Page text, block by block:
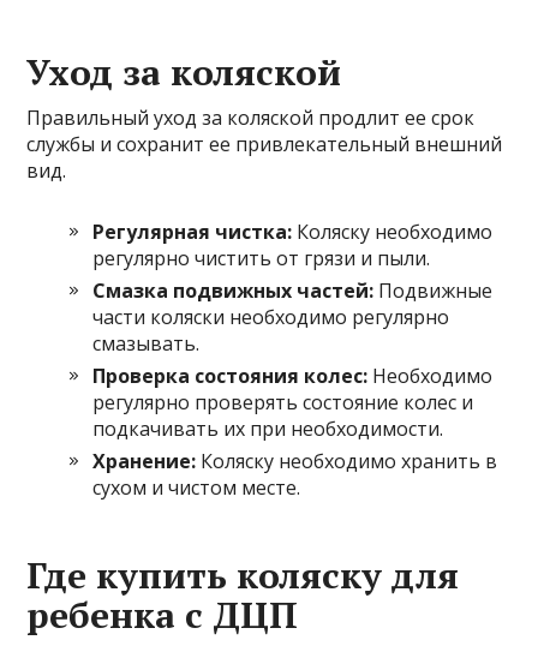
Уход за коляской
Правильный уход за коляской продлит ее срок
службы и сохранит ее привлекательный внешний
вид.
Регулярная чистка: Коляску необходимо
регулярно чистить от грязи и пыли.
Смазка подвижных частей: Подвижные
части коляски необходимо регулярно
смазывать.
Проверка состояния колес: Необходимо
регулярно проверять состояние колес и
подкачивать их при необходимости.
Хранение: Коляску необходимо хранить в
сухом и чистом месте.
Где купить коляску для
ребенка с ДЦП